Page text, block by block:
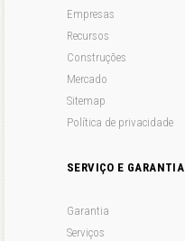
Empresas
Recursos
Construções
Mercado
Sitemap
Política de privacidade
SERVIÇO E GARANTIA
Garantia
Serviços